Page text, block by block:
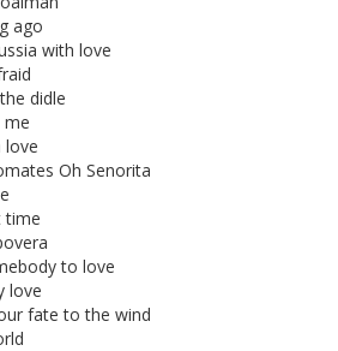
ago
with love
didle
me
love
Oh Senorita
time
to love
love
fate to the wind